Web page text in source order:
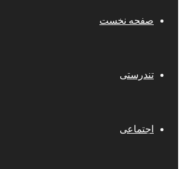
صفحه نخست
تندرستی
اجتماعی